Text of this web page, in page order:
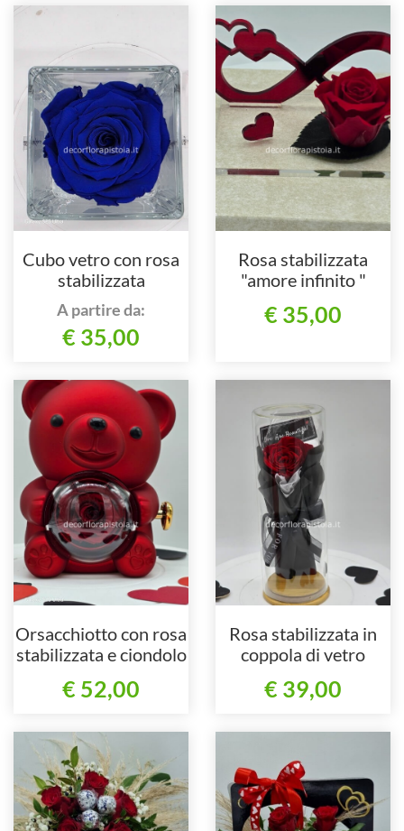
Cubo vetro con rosa
stabilizzata
A partire da:
€ 35,00
Rosa stabilizzata
"amore infinito "
€ 35,00
Orsacchiotto con rosa
stabilizzata e ciondolo
€ 52,00
Rosa stabilizzata in
coppola di vetro
€ 39,00